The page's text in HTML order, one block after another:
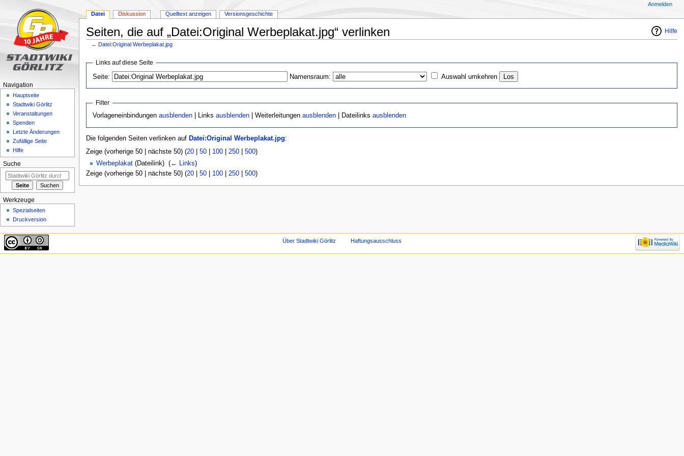
Hilfe
Seiten, die auf „Datei:Original Werbeplakat.jpg“ verlinken
←Datei:Original Werbeplakat.jpg
springen
springen
Links auf diese Seite
Seite: Namensraum: Auswahl umkehren
Filter
Vorlageneinbindungenausblenden | Linksausblenden | Weiterleitungenausblenden | Dateilinksausblenden
Die folgenden Seiten verlinken auf Datei:Original Werbeplakat.jpg:
Zeige (vorherige 50 | nächste 50) (20| 50| 100| 250| 500)
Werbeplakat(Dateilink) ‎ (← Links)
Zeige (vorherige 50 | nächste 50) (20| 50| 100| 250| 500)
Datei Diskussion Quelltext anzeigen Versionsgeschichte
Anmelden
Navigation
Hauptseite
Stadtwiki Görlitz
Veranstaltungen
Spenden
Letzte Änderungen
Zufällige Seite
Hilfe
Suche
Werkzeuge
Spezialseiten
Druckversion
Über Stadtwiki Görlitz Haftungsausschluss